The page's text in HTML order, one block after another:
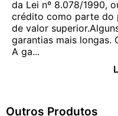
da Lei nº 8.078/1990,
crédito como parte do
de valor
garantias mais longas.
A ga...
Outros Produtos